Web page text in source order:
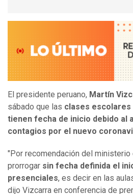
El presidente peruano, Martín
sábado que las clases
tienen fecha de inicio debido al
contagios por el nuevo
"Por recomendación del ministerio
prorrogar sin fecha definida el
presenciales, es decir en las
dijo Vizcarra en conferencia de